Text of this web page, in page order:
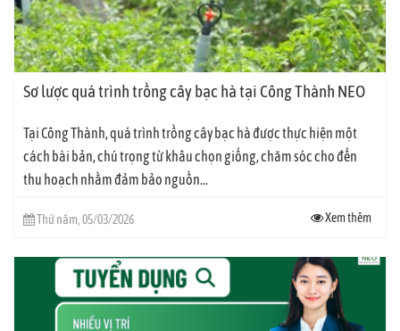
Sơ lược quá trình trồng cây bạc hà tại Công Thành NEO
Tại Công Thành, quá trình trồng cây bạc hà được thực hiện một
cách bài bản, chú trọng từ khâu chọn giống, chăm sóc cho đến
thu hoạch nhằm đảm bảo nguồn...
Thứ năm, 05/03/2026 Xem thêm